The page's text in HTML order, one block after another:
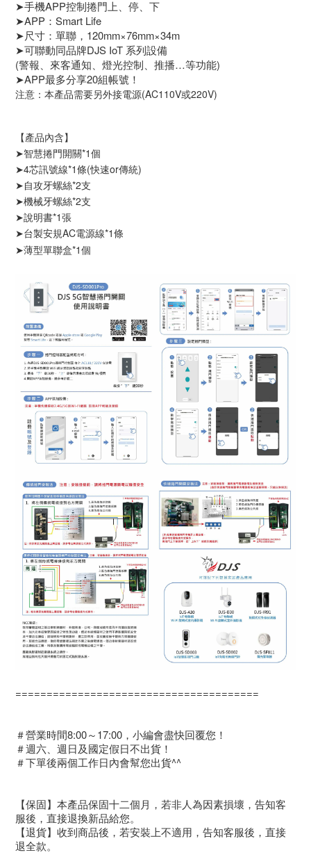
➤手機APP控制捲門上、停、下
➤APP：Smart Life
➤尺寸：單聯，120mm×76mm×34m
➤可聯動同品牌DJS IoT 系列設備
(警報、來客通知、燈光控制、推播…等功能)
➤APP最多分享20組帳號！
注意：本產品需要另外接電源(AC110V或220V)
【產品內含】
➤智慧捲門開關*1個
➤4芯訊號線*1條(快速or傳統)
➤自攻牙螺絲*2支
➤機械牙螺絲*2支
➤說明書*1張
➤台製安規AC電源線*1條
➤薄型單聯盒*1個
=======================================
＃營業時間8:00～17:00，小編會盡快回覆您！
＃週六、週日及國定假日不出貨！
＃下單後兩個工作日內會幫您出貨^^
【保固】本產品保固十二個月，若非人為因素損壞，告知客
服後，直接退換新品給您。
【退貨】收到商品後，若安裝上不適用，告知客服後，直接
退全款。